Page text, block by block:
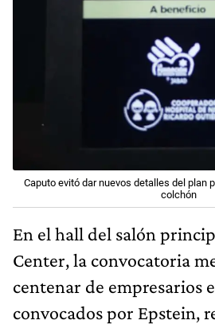
Caputo evitó dar nuevos detalles del plan
colchón
En el hall del salón
Center, la convocatoria
centenar de empresarios
convocados por Epstein,